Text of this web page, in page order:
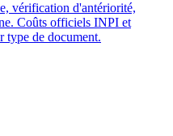
vérification d'antériorité,
Coûts officiels INPI et
type de document.